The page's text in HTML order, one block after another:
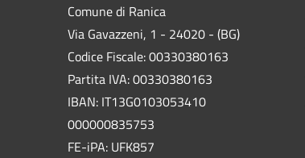
Comune di Ranica
Via Gavazzeni, 1 - 24020 - (BG)
Codice Fiscale: 00330380163
Partita IVA: 00330380163
IBAN: IT13G0103053410
000000835753
FE-iPA: UFK857